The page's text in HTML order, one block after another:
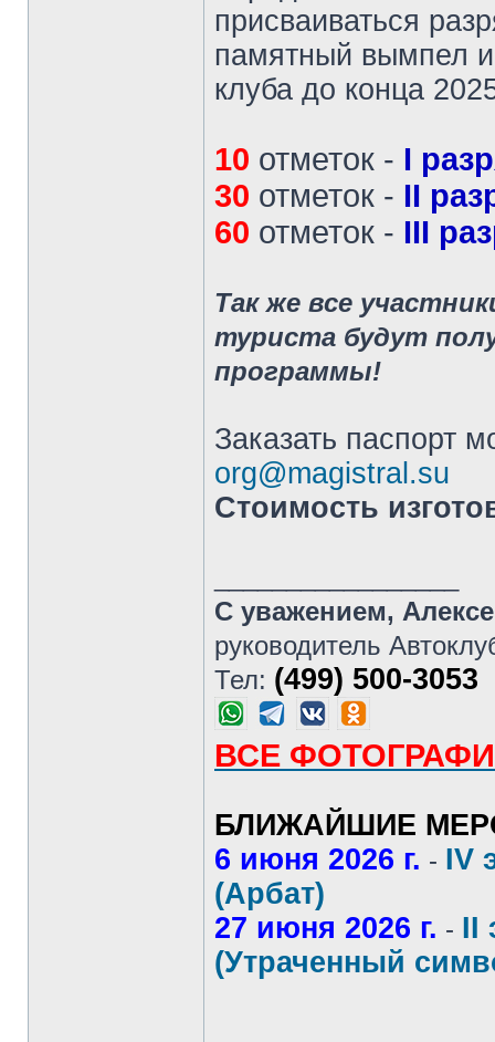
присваиваться
памятный вымпел и
клуба до конца
10 отметок - I
30 отметок - II
60 отметок - III
Так же все
туриста будут
программы!
Заказать паспорт
org@magistral.su
Стоимость
С уважением,
руководитель
Тел: (499) 500-3053
ВСЕ
БЛИЖАЙШИЕ
6 июня 2026 г. - IV
(Арбат)
27 июня 2026 г. - II
(Утраченный